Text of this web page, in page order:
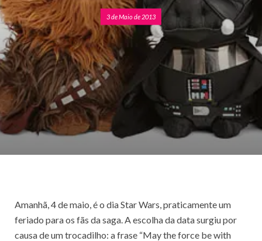
3 de Maio de 2013
Amanhã, 4 de maio, é o dia Star Wars, praticamente um
feriado para os fãs da saga. A escolha da data surgiu por
causa de um trocadilho: a frase “May the force be with